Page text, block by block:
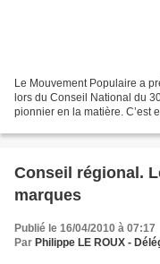
Le Mouvement Populaire a
lors du Conseil National du
pionnier en la matière. C’est
Conseil régional.
marques
Publié le 16/04/2010 à 07:17
Par Philippe LE ROUX -